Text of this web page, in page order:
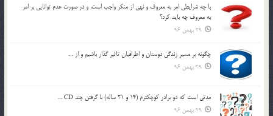
با چه شرايطي امر به معروف و نهي از منکر واجب است، و در صورت عدم توانايي بر امر
به معروف چه بايد کرد؟
29 بهمن 96
چگونه بر مسير زندگي دوستان و اطرافيان تاثير گذار باشيم و از …
29 بهمن 96
مدتي است كه دو برادر كوچكترم (14 و 21 ساله) با گرفتن چند CD …
29 بهمن 96